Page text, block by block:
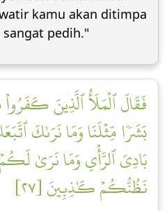
kamu akan ditimpa
sangat pedih."
فَقَالَ ٱلۡمَلَأُ ٱلَّذِينَ
بَشَرٗا مِّثۡلَنَا وَمَا نَرَىٰكَ
بَادِيَ ٱلرَّأۡيِ وَمَا نَرَىٰ
نَظُنُّكُمۡ كَٰذِبِينَ [٢٧]